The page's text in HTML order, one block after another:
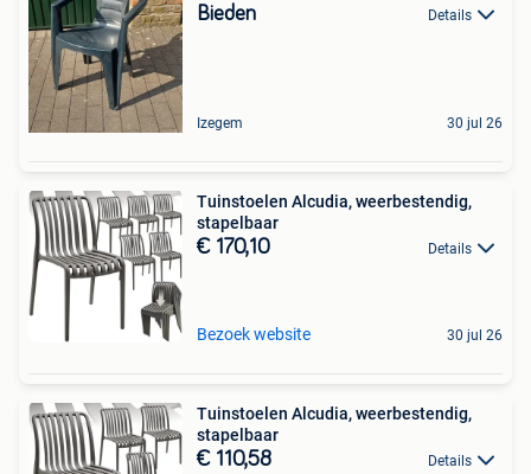
Bieden Details
Izegem 30 jul 26
Tuinstoelen Alcudia, weerbestendig,
stapelbaar
€ 170,10 Details
Bezoek website 30 jul 26
Tuinstoelen Alcudia, weerbestendig,
stapelbaar
€ 110,58 Details